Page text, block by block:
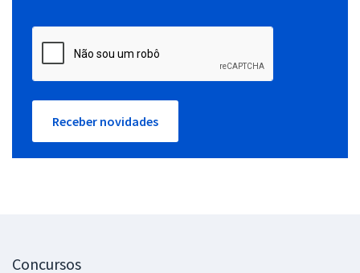
Receber novidades
Concursos